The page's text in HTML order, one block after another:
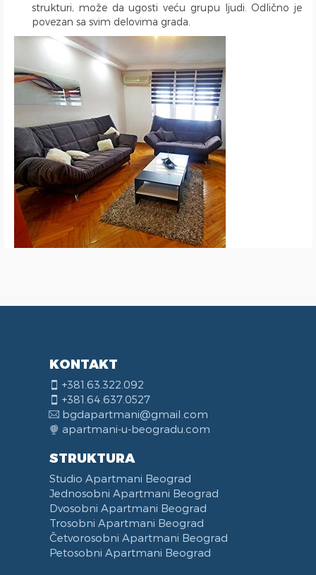
strukturi, može da ugosti veću grupu ljudi. Odlično je
povezan sa svim delovima grada.
KONTAKT
+381.63.322.092
+381.64.637.0527
bgdapartmani@gmail.com
apartmani-u-beogradu.com
STRUKTURA
Studio Apartmani Beograd
Jednosobni Apartmani Beograd
Dvosobni Apartmani Beograd
Trosobni Apartmani Beograd
Četvorosobni Apartmani Beograd
Petosobni Apartmani Beograd